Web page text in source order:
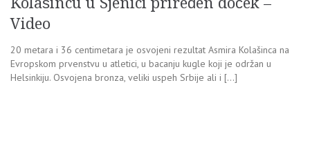
Video
20 metara i 36 centimetara je osvojeni rezultat Asmira Kolašinca na
Evropskom prvenstvu u atletici, u bacanju kugle koji je održan u
Helsinkiju. Osvojena bronza, veliki uspeh Srbije ali i […]